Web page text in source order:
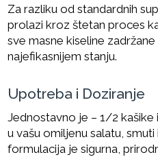
Za razliku od standardnih
prolazi kroz štetan proces
sve masne kiseline
najefikasnijem stanju.
Upotreba i Doziranje
Jednostavno je – 1/2
u vašu omiljenu salatu,
formulacija je sigurna,